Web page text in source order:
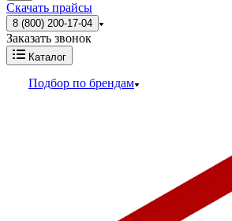
Скачать прайсы
8 (800) 200-17-04
Заказать звонок
Каталог
Подбор по брендам